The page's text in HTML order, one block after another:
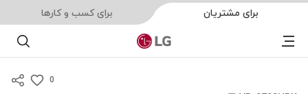
برای مشتریان برای کسب و کارها
0